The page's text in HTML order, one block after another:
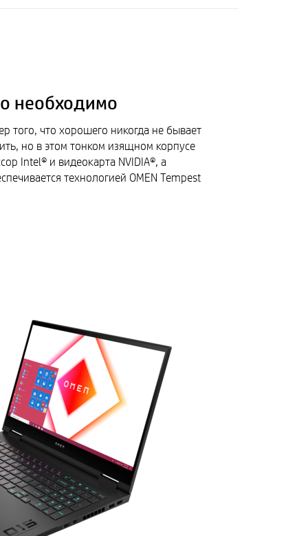
необходимо
того, что хорошего никогда не бывает
но в этом тонком изящном корпусе
Intel® и видеокарта NVIDIA®, а
технологией OMEN Tempest